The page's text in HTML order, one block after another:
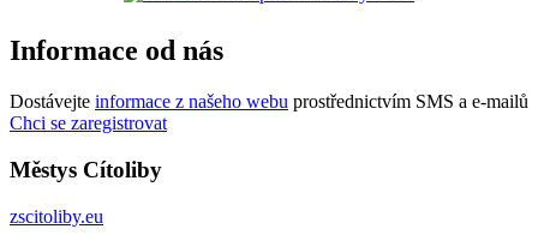
Informace od nás
Dostávejte informace z našeho webu prostřednictvím SMS a e-mailů
Chci se zaregistrovat
Městys Cítoliby
zscitoliby.eu